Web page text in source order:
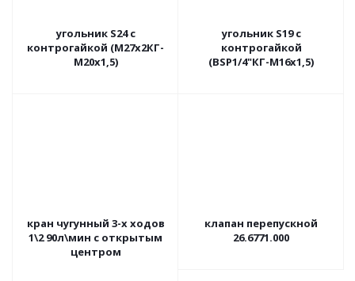
угольник S24 с
контрогайкой (М27х2КГ-
М20х1,5)
угольник S19 с
контрогайкой
(BSP1/4"КГ-М16х1,5)
кран чугунный 3-х ходов
1\2 90л\мин с открытым
центром
клапан перепускной
26.6771.000